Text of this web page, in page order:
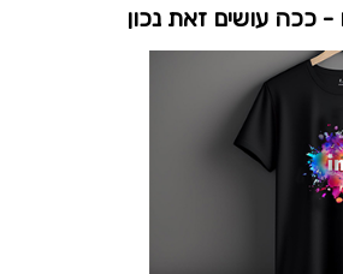
- ככה עושים זאת נכון